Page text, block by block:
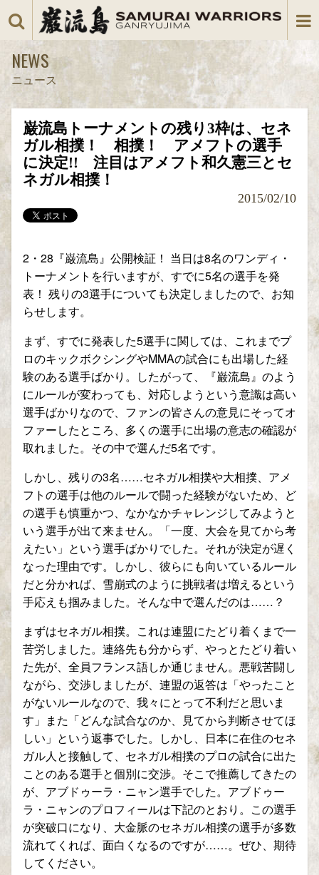
NEWS
ニュース
巌流島トーナメントの残り3枠は、セネ
ガル相撲！ 相撲！ アメフトの選手
に決定!! 注目はアメフト和久憲三とセ
ネガル相撲！
2015/02/10
2・28『巌流島』公開検証！ 当日は8名のワンディ・
トーナメントを行いますが、すでに5名の選手を発
表！ 残りの3選手についても決定しましたので、お知
らせします。
まず、すでに発表した5選手に関しては、これまでプ
ロのキックボクシングやMMAの試合にも出場した経
験のある選手ばかり。したがって、『巌流島』のよう
にルールが変わっても、対応しようという意識は高い
選手ばかりなので、ファンの皆さんの意見にそってオ
ファーしたところ、多くの選手に出場の意志の確認が
取れました。その中で選んだ5名です。
しかし、残りの3名……セネガル相撲や大相撲、アメ
フトの選手は他のルールで闘った経験がないため、ど
の選手も慎重かつ、なかなかチャレンジしてみようと
いう選手が出て来ません。「一度、大会を見てから考
えたい」という選手ばかりでした。それが決定が遅く
なった理由です。しかし、彼らにも向いているルール
だと分かれば、雪崩式のように挑戦者は増えるという
手応えも掴みました。そんな中で選んだのは……？
まずはセネガル相撲。これは連盟にたどり着くまで一
苦労しました。連絡先も分からず、やっとたどり着い
た先が、全員フランス語しか通じません。悪戦苦闘し
ながら、交渉しましたが、連盟の返答は「やったこと
がないルールなので、我々にとって不利だと思いま
す」また「どんな試合なのか、見てから判断させてほ
しい」という返事でした。しかし、日本に在住のセネ
ガル人と接触して、セネガル相撲のプロの試合に出た
ことのある選手と個別に交渉。そこで推薦してきたの
が、アブドゥーラ・ニャン選手でした。アブドゥー
ラ・ニャンのプロフィールは下記のとおり。この選手
が突破口になり、大金脈のセネガル相撲の選手が多数
流れてくれば、面白くなるのですが……。ぜひ、期待
してください。